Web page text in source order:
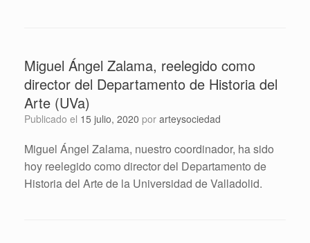
Miguel Ángel Zalama, reelegido como
director del Departamento de Historia del
Arte (UVa)
Publicado el 15 julio, 2020 por arteysociedad
Miguel Ángel Zalama, nuestro coordinador, ha sido
hoy reelegido como director del Departamento de
Historia del Arte de la Universidad de Valladolid.